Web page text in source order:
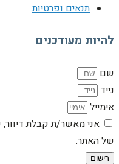
תנאים ופרטיות
להיות מעודכנים
שם
נייד
אימייל
אני מאשר/ת קבלת דיוור,
של האתר.
רישום